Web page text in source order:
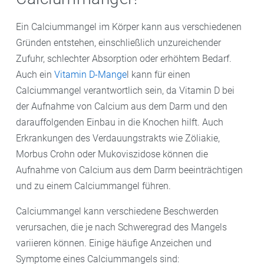
von 9 bis 18 Jahren etwa 1300 Milligramm.
während des Stillens wird eine Zufuhr von 1200 bis
1300 Milligramm empfohlen. Dabei ist wichtig zu
beachten, dass die tatsächliche benötigte Menge an
Calcium je nach individuellen Umständen variieren
kann.
Ein Calciummangel im Körper kann aus verschiedenen
Gründen entstehen, einschließlich unzureichender
Zufuhr, schlechter Absorption oder erhöhtem Bedarf.
Auch ein Vitamin D-Mangel kann für einen
Calciummangel verantwortlich sein, da Vitamin D bei
der Aufnahme von Calcium aus dem Darm und den
darauffolgenden Einbau in die Knochen hilft. Auch
Erkrankungen des Verdauungstrakts wie Zöliakie,
Morbus Crohn oder Mukoviszidose können die
Aufnahme von Calcium aus dem Darm beeinträchtigen
und zu einem Calciummangel führen.
Calciummangel kann verschiedene Beschwerden
verursachen, die je nach Schweregrad des Mangels
variieren können. Einige häufige Anzeichen und
Symptome eines Calciummangels sind: